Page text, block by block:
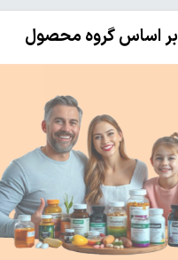
بر اساس گروه محصول